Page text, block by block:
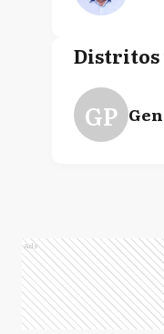
Distritos
GP
Ads